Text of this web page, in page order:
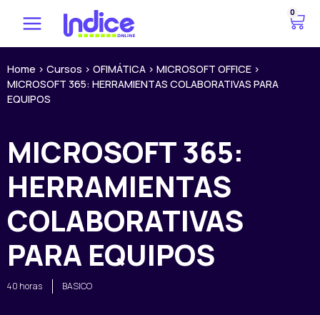
contenido
0
C
a
Home > Cursos > OFIMÁTICA > MICROSOFT OFFICE >
MICROSOFT 365: HERRAMIENTAS COLABORATIVAS PARA
EQUIPOS
MICROSOFT 365:
HERRAMIENTAS
COLABORATIVAS
PARA EQUIPOS
40 horas BASICO